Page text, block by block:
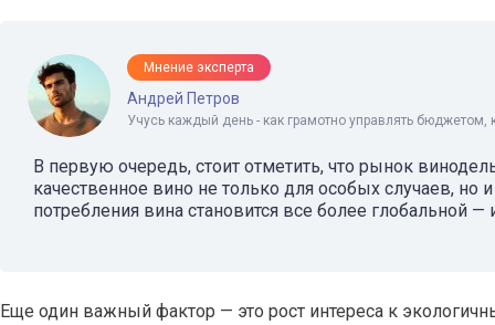
Мнение эксперта
Андрей Петров
Учусь каждый день - как грамотно управлять бюджетом,
В первую очередь, стоит отметить, что рынок
качественное вино не только для особых случаев,
потребления вина становится все более глобальной
Еще один важный фактор — это рост интереса к